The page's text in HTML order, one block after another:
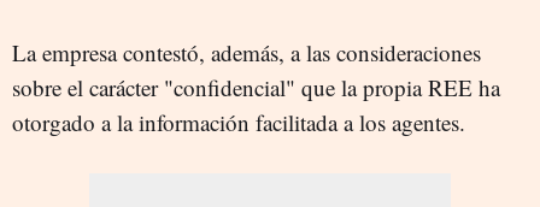
La empresa contestó, además, a las consideraciones
sobre el carácter "confidencial" que la propia REE ha
otorgado a la información facilitada a los agentes.